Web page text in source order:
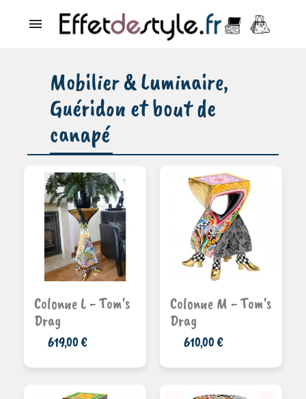

Mobilier & Luminaire,
Guéridon et bout de
canapé
Colonne L - Tom's
Drag
619,00 €
Ajouter au
Colonne M - Tom's
Drag
610,00 €
Ajouter au